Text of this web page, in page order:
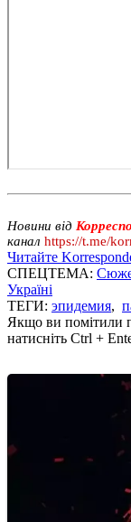
Новини від
канал https://t.me/
Читайте
СПЕЦТЕМА:
Україні
ТЕГИ: эпидемия,
Якщо ви помітили
натисніть Ctrl +